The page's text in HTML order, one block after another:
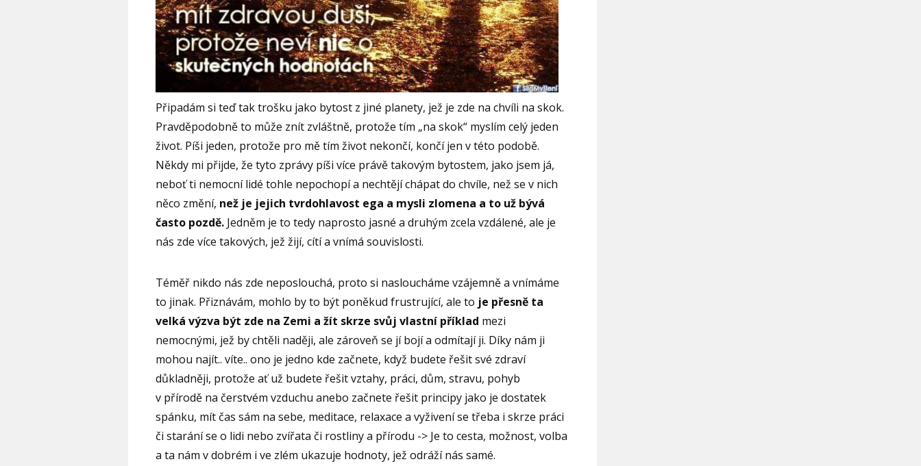
Připadám si teď tak trošku jako bytost z jiné planety, jež je zde na chvíli na skok.
Pravděpodobně to může znít zvláštně, protože tím „na skok“ myslím celý jeden
život. Píši jeden, protože pro mě tím život nekončí, končí jen v této podobě.
Někdy mi přijde, že tyto zprávy píši více právě takovým bytostem, jako jsem já,
neboť ti nemocní lidé tohle nepochopí a nechtějí chápat do chvíle, než se v nich
něco změní, než je jejich tvrdohlavost ega a mysli zlomena a to už bývá
často pozdě. Jedněm je to tedy naprosto jasné a druhým zcela vzdálené, ale je
nás zde více takových, jež žijí, cítí a vnímá souvislosti.
Téměř nikdo nás zde neposlouchá, proto si nasloucháme vzájemně a vnímáme
to jinak. Přiznávám, mohlo by to být poněkud frustrující, ale to je přesně ta
velká výzva být zde na Zemi a žít skrze svůj vlastní příklad mezi
nemocnými, jež by chtěli naději, ale zároveň se jí bojí a odmítají ji. Díky nám ji
mohou najít.. víte.. ono je jedno kde začnete, když budete řešit své zdraví
důkladněji, protože ať už budete řešit vztahy, práci, dům, stravu, pohyb
v přírodě na čerstvém vzduchu anebo začnete řešit principy jako je dostatek
spánku, mít čas sám na sebe, meditace, relaxace a vyživení se třeba i skrze práci
či starání se o lidi nebo zvířata či rostliny a přírodu -> Je to cesta, možnost, volba
a ta nám v dobrém i ve zlém ukazuje hodnoty, jež odráží nás samé.